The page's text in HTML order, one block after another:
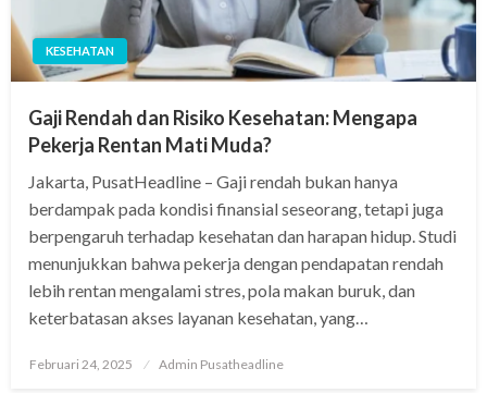
KESEHATAN
Gaji Rendah dan Risiko Kesehatan: Mengapa
Pekerja Rentan Mati Muda?
Jakarta, PusatHeadline – Gaji rendah bukan hanya
berdampak pada kondisi finansial seseorang, tetapi juga
berpengaruh terhadap kesehatan dan harapan hidup. Studi
menunjukkan bahwa pekerja dengan pendapatan rendah
lebih rentan mengalami stres, pola makan buruk, dan
keterbatasan akses layanan kesehatan, yang…
Posted
Februari 24, 2025 Admin Pusatheadline